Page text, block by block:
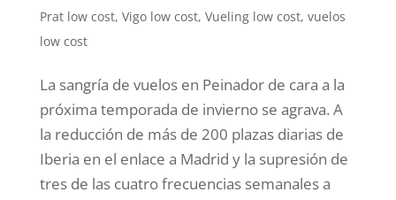
Prat low cost, Vigo low cost, Vueling low cost, vuelos
low cost
La sangría de vuelos en Peinador de cara a la
próxima temporada de invierno se agrava. A
la reducción de más de 200 plazas diarias de
Iberia en el enlace a Madrid y la supresión de
tres de las cuatro frecuencias semanales a